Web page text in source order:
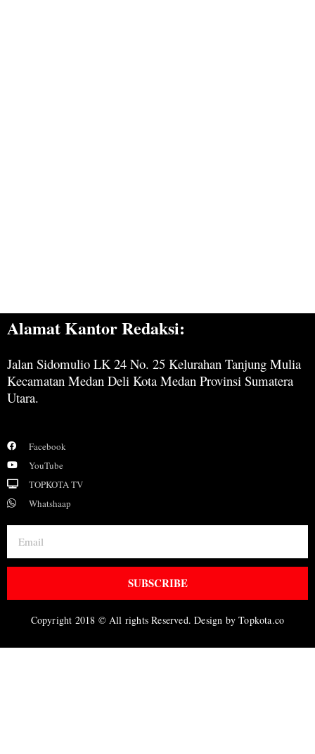
Alamat Kantor Redaksi:
Jalan Sidomulio LK 24 No. 25 Kelurahan Tanjung Mulia
Kecamatan Medan Deli Kota Medan Provinsi Sumatera
Utara.
Facebook
YouTube
TOPKOTA TV
Whatshaap
SUBSCRIBE
Copyright 2018 © All rights Reserved. Design by Topkota.co